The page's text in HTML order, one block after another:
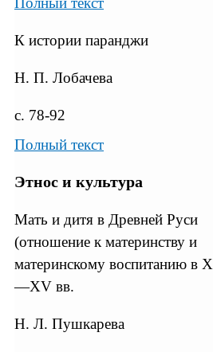
К истории паранджи
Н. П. Лобачева
с. 78-92
Полный текст
Этнос и культура
Мать и дитя в Древней Руси
(отношение к материнству и
материнскому воспитанию в X
—XV вв.
Н. Л. Пушкарева